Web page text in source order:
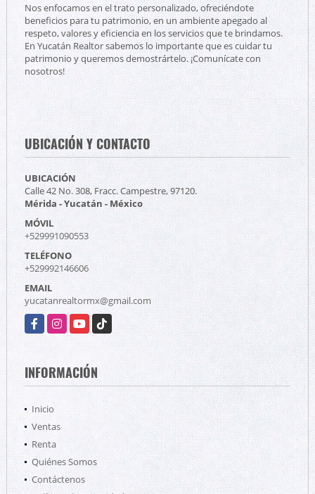
Nos enfocamos en el trato personalizado, ofreciéndote
beneficios para tu patrimonio, en un ambiente apegado al
respeto, valores y eficiencia en los servicios que te brindamos.
En Yucatán Realtor sabemos lo importante que es cuidar tu
patrimonio y queremos demostrártelo. ¡Comunícate con
nosotros!
UBICACIÓN Y CONTACTO
UBICACIÓN
Calle 42 No. 308, Fracc. Campestre, 97120.
Mérida - Yucatán - México
MÓVIL
+529991090553
TELÉFONO
+529992146606
EMAIL
yucatanrealtormx@gmail.com
FacebookInstagramYouTube
TikTok
INFORMACIÓN
Inicio
Ventas
Renta
Quiénes Somos
Contáctenos